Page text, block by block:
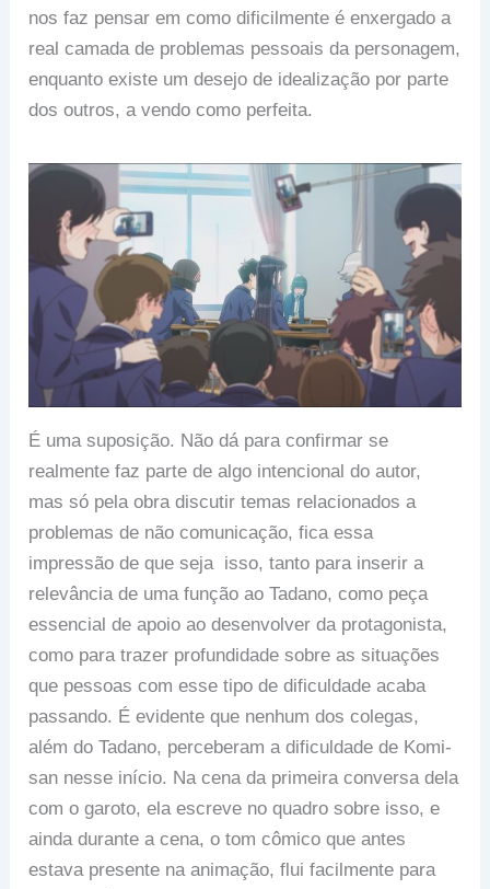
nos faz pensar em como dificilmente é enxergado a
real camada de problemas pessoais da personagem,
enquanto existe um desejo de idealização por parte
dos outros, a vendo como perfeita.
É uma suposição. Não dá para confirmar se
realmente faz parte de algo intencional do autor,
mas só pela obra discutir temas relacionados a
problemas de não comunicação, fica essa
impressão de que seja isso, tanto para inserir a
relevância de uma função ao Tadano, como peça
essencial de apoio ao desenvolver da protagonista,
como para trazer profundidade sobre as situações
que pessoas com esse tipo de dificuldade acaba
passando. É evidente que nenhum dos colegas,
além do Tadano, perceberam a dificuldade de Komi-
san nesse início. Na cena da primeira conversa dela
com o garoto, ela escreve no quadro sobre isso, e
ainda durante a cena, o tom cômico que antes
estava presente na animação, flui facilmente para